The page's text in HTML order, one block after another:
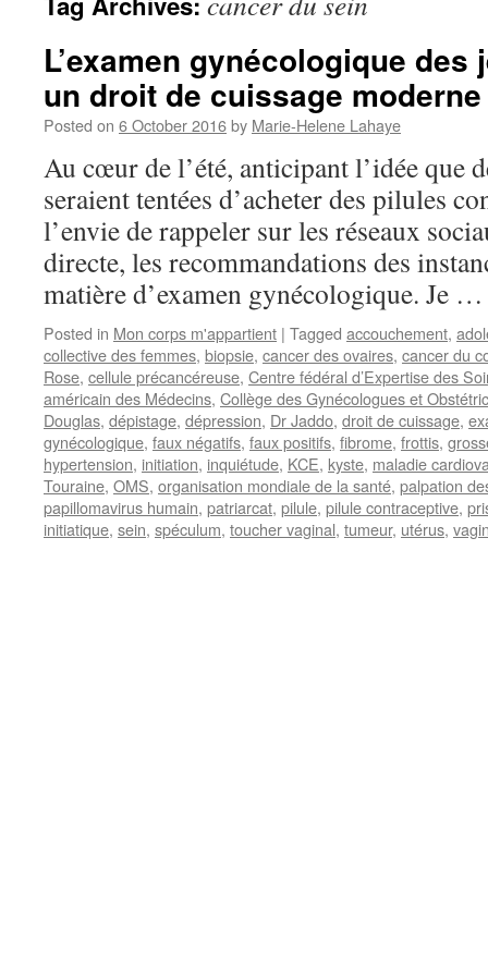
L’examen gynécologique des
un droit de cuissage moderne
Posted on 6 October 2016by Marie-Helene Lahaye
Au cœur de l’été, anticipant l’idée que
seraient tentées d’acheter des pilules
l’envie de rappeler sur les réseaux
directe, les recommandations des
matière d’examen gynécologique. Je
Posted in Mon corps m'appartient | Tagged accouchement,
collective des femmes, biopsie, cancer des ovaires, cancer du
Rose, cellule précancéreuse, Centre fédéral d’Expertise des
américain des Médecins, Collège des Gynécologues et
Douglas, dépistage, dépression, Dr Jaddo, droit de cuissage,
gynécologique, faux négatifs, faux positifs, fibrome, frottis,
hypertension, initiation, inquiétude, KCE, kyste, maladie
Touraine, OMS, organisation mondiale de la santé, palpation
papillomavirus humain, patriarcat, pilule, pilule contraceptive,
initiatique, sein, spéculum, toucher vaginal, tumeur, utérus,